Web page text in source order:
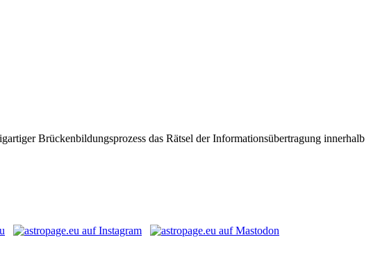
Brückenbildungsprozess das Rätsel der Informationsübertragung innerhalb